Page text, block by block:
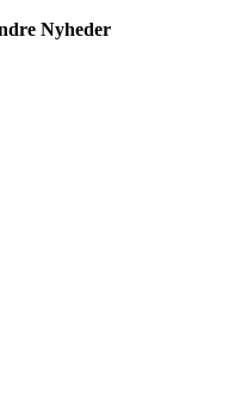
Nyheder